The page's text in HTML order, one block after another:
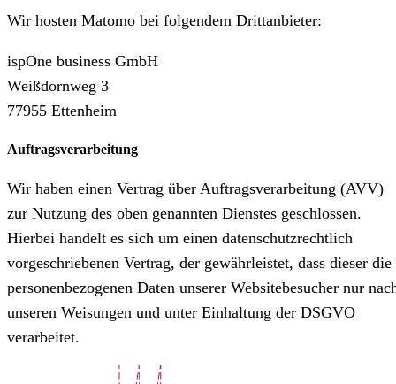
Wir hosten Matomo bei folgendem Drittanbieter:
ispOne business GmbH
Weißdornweg 3
77955 Ettenheim
Auftragsverarbeitung
Wir haben einen Vertrag über Auftragsverarbeitung (AVV)
zur Nutzung des oben genannten Dienstes geschlossen.
Hierbei handelt es sich um einen datenschutzrechtlich
vorgeschriebenen Vertrag, der gewährleistet, dass dieser die
personenbezogenen Daten unserer Websitebesucher nur
unseren Weisungen und unter Einhaltung der DSGVO
verarbeitet.